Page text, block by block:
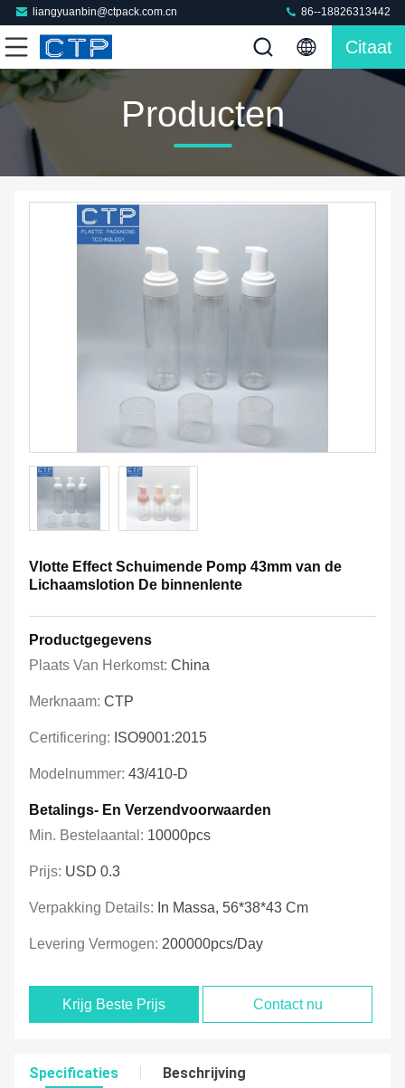
liangyuanbin@ctpack.com.cn 86--18826313442
Citaat
Producten
Vlotte Effect Schuimende Pomp 43mm van de
Lichaamslotion De binnenlente
Productgegevens
Plaats Van Herkomst: China
Merknaam: CTP
Certificering: ISO9001:2015
Modelnummer: 43/410-D
Betalings- En Verzendvoorwaarden
Min. Bestelaantal: 10000pcs
Prijs: USD 0.3
Verpakking Details: In Massa, 56*38*43 Cm
Levering Vermogen: 200000pcs/day
Krijg Beste Prijs Contact nu
Specificaties Beschrijving